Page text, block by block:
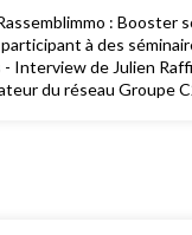
: Booster
à des
Interview de Julien
du réseau Groupe